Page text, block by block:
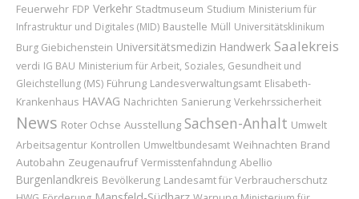
Feuerwehr FDP Verkehr Stadtmuseum Studium Ministerium für
Infrastruktur und Digitales (MID) Baustelle Müll Universitätsklinikum
Burg Giebichenstein Universitätsmedizin Handwerk Saalekreis
verdi IG BAU Ministerium für Arbeit, Soziales, Gesundheit und
Gleichstellung (MS) Führung Landesverwaltungsamt Elisabeth-
Krankenhaus HAVAG Nachrichten Sanierung Verkehrssicherheit
News Roter Ochse Ausstellung Sachsen-Anhalt Umwelt
Arbeitsagentur Kontrollen Umweltbundesamt Weihnachten Brand
Autobahn Zeugenaufruf Vermisstenfahndung Abellio
Burgenlandkreis Bevölkerung Landesamt für Verbraucherschutz